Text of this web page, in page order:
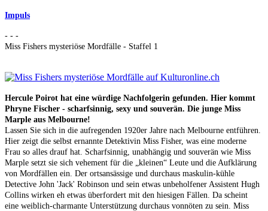
Impuls
- - -
Miss Fishers mysteriöse Mordfälle - Staffel 1
Hercule Poirot hat eine würdige Nachfolgerin gefunden. Hier kommt
Phryne Fischer - scharfsinnig, sexy und souverän. Die junge Miss
Marple aus Melbourne!
Lassen Sie sich in die aufregenden 1920er Jahre nach Melbourne entführen.
Hier zeigt die selbst ernannte Detektivin Miss Fisher, was eine moderne
Frau so alles drauf hat. Scharfsinnig, unabhängig und souverän wie Miss
Marple setzt sie sich vehement für die „kleinen“ Leute und die Aufklärung
von Mordfällen ein. Der ortsansässige und durchaus maskulin-kühle
Detective John 'Jack' Robinson und sein etwas unbeholfener Assistent Hugh
Collins wirken eh etwas überfordert mit den hiesigen Fällen. Da scheint
eine weiblich-charmante Unterstützung durchaus vonnöten zu sein. Miss